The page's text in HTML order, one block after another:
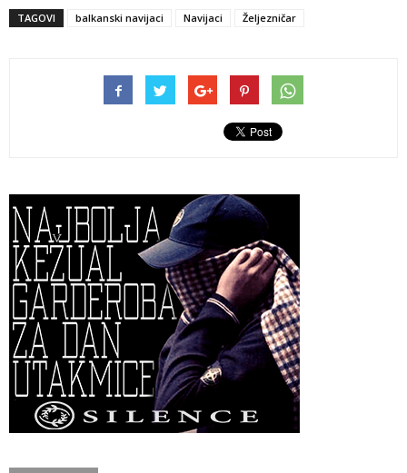
TAGOVI balkanski navijaci Navijaci Željezničar